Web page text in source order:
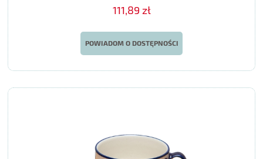
111,89 zł
POWIADOM O DOSTĘPNOŚCI